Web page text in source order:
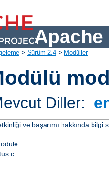
Apache
> Sürüm 2.4 > Modüller
Diller:
ve başarımı hakkında bilgi